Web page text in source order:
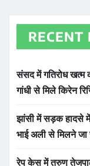
RECENT
संसद में गतिरोध खत्म
गांधी से मिले किरेन
झांसी में सड़क हादसे
भाई अली से मिलने
रेप केस में तरुण तेजपाल